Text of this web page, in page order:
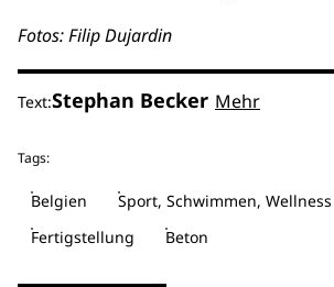
Fotos: Filip Dujardin
Text:Stephan Becker Mehr
Tags:
Belgien
Sport, Schwimmen, Wellness
Fertigstellung
Beton